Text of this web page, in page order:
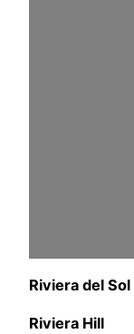
Riviera del Sol
Riviera Hill